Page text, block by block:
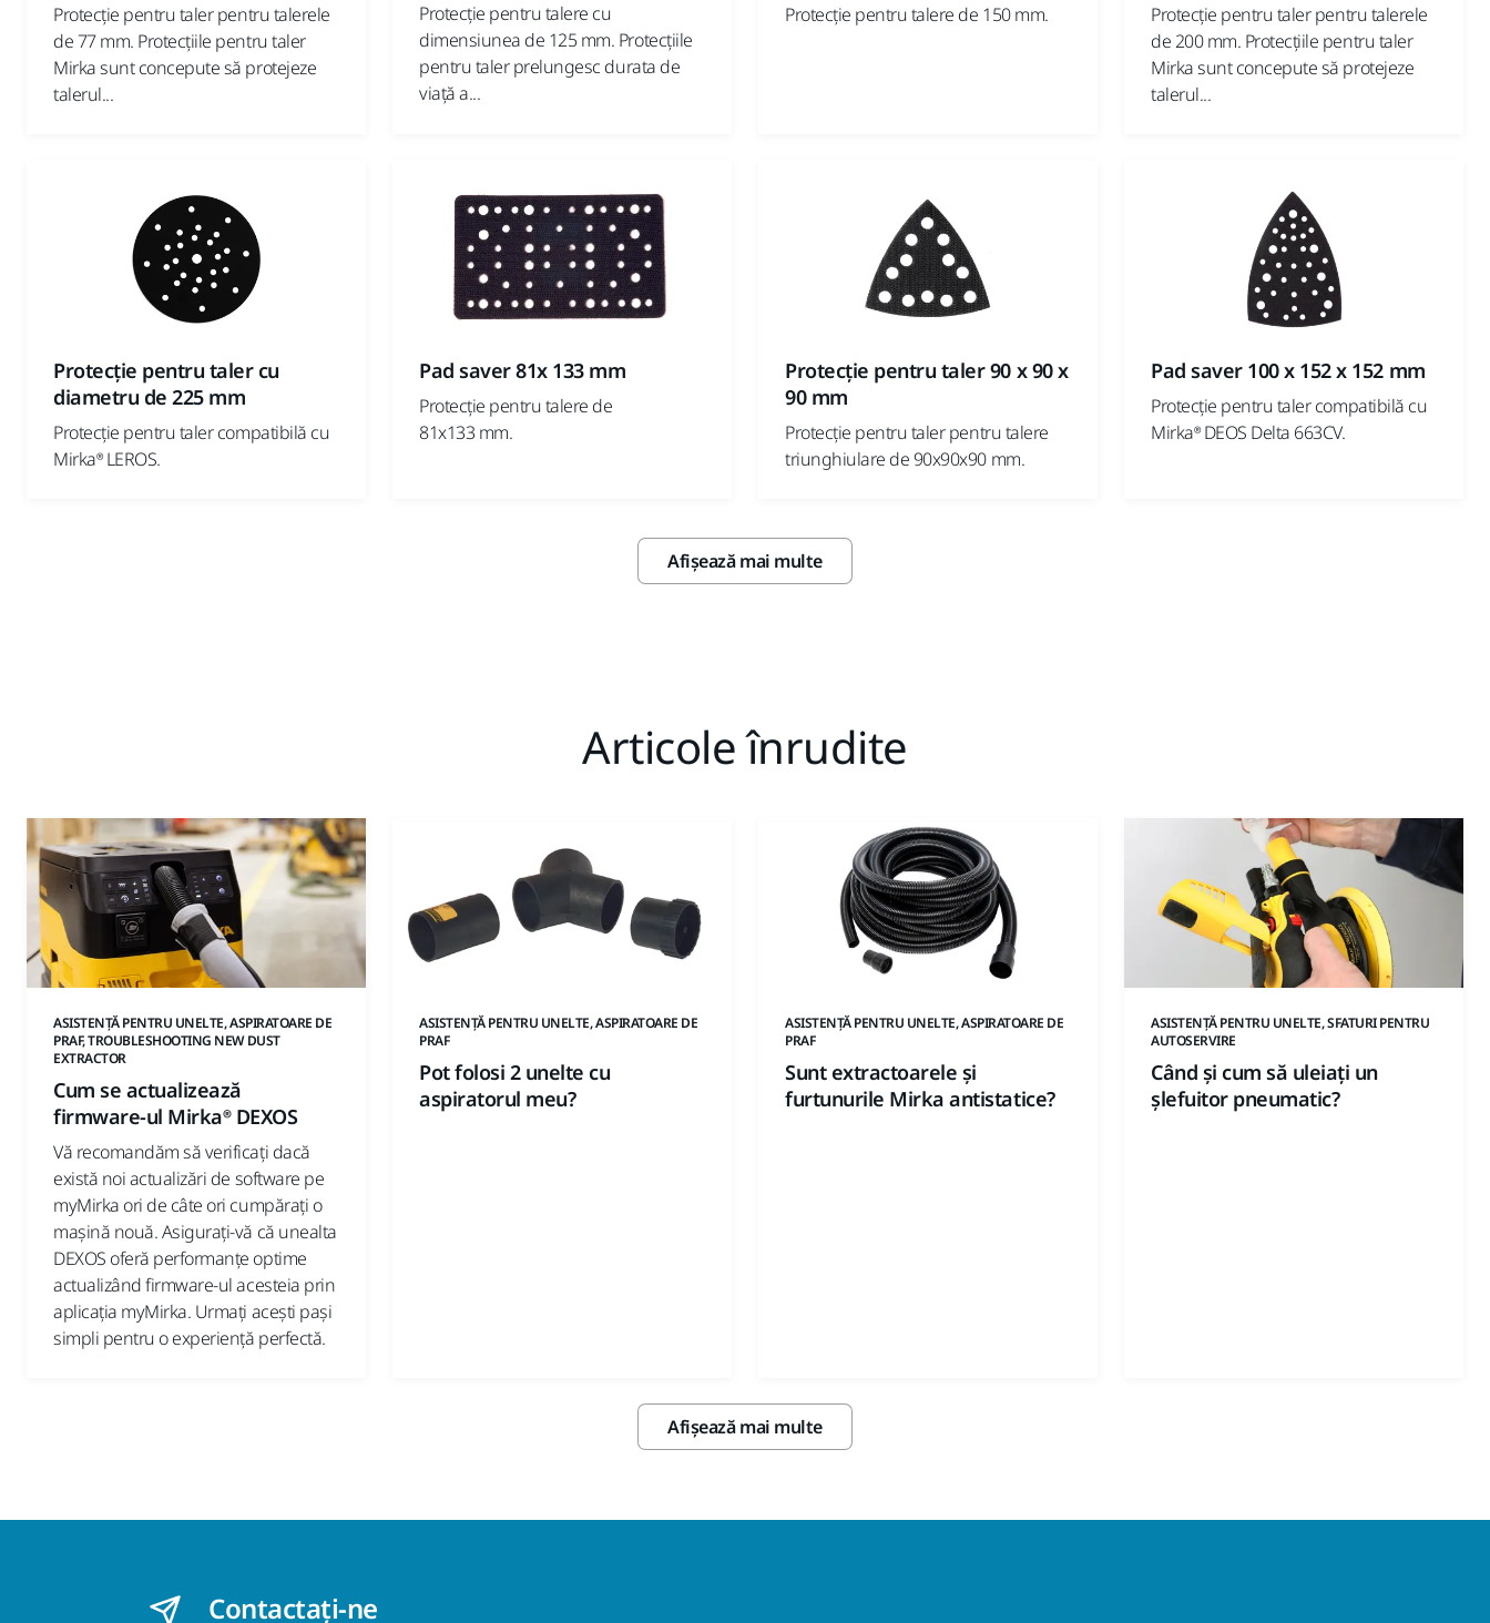
Protecție pentru taler pentru talerele
de 77 mm. Protecțiile pentru taler
Mirka sunt concepute să protejeze
talerul...
Protecție pentru talere cu
dimensiunea de 125 mm. Protecțiile
pentru taler prelungesc durata de
viață a...
Protecție pentru talere de 150 mm.
Protecție pentru taler pentru talerele
de 200 mm. Protecțiile pentru taler
Mirka sunt concepute să protejeze
talerul...
Protecție pentru taler cu
diametru de 225 mm
Protecție pentru taler compatibilă cu
Mirka® LEROS.
Pad saver 81x 133 mm
Protecție pentru talere de
81x133 mm.
Protecție pentru taler 90 x 90 x
90 mm
Protecție pentru taler pentru talere
triunghiulare de 90x90x90 mm.
Pad saver 100 x 152 x 152 mm
Protecție pentru taler compatibilă cu
Mirka® DEOS Delta 663CV.
Afișează mai multe
Articole înrudite
ASISTENȚĂ PENTRU UNELTE, ASPIRATOARE DE
PRAF, TROUBLESHOOTING NEW DUST
EXTRACTOR
Cum se actualizează
firmware-ul Mirka® DEXOS
Vă recomandăm să verificați dacă
există noi actualizări de software pe
myMirka ori de câte ori cumpărați o
mașină nouă. Asigurați-vă că unealta
DEXOS oferă performanțe optime
actualizând firmware-ul acesteia prin
aplicația myMirka. Urmați acești pași
simpli pentru o experiență perfectă.
ASISTENȚĂ PENTRU UNELTE, ASPIRATOARE DE
PRAF
Pot folosi 2 unelte cu
aspiratorul meu?
ASISTENȚĂ PENTRU UNELTE, ASPIRATOARE DE
PRAF
Sunt extractoarele și
furtunurile Mirka antistatice?
ASISTENȚĂ PENTRU UNELTE, SFATURI PENTRU
AUTOSERVIRE
Când și cum să uleiați un
șlefuitor pneumatic?
Afișează mai multe
Contactaţi-ne